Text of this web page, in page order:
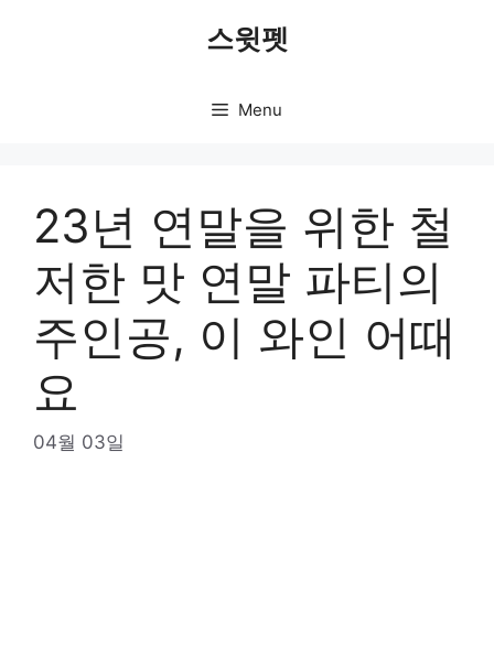
스윗펫
Menu
23년 연말을 위한 철
저한 맛 연말 파티의
주인공, 이 와인 어때
요
04월 03일